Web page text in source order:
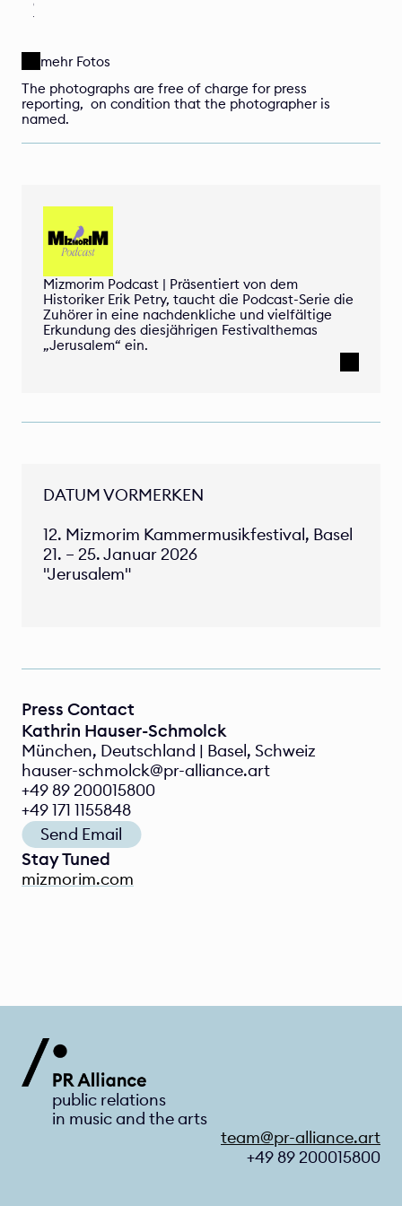
t
mehr Fotos
The photographs are free of charge for press
reporting,  on condition that the photographer is
named.
Mizmorim Podcast | Präsentiert von dem
Historiker Erik Petry, taucht die Podcast-Serie die
Zuhörer in eine nachdenkliche und vielfältige
Erkundung des diesjährigen Festivalthemas
„Jerusalem“ ein.
DATUM VORMERKEN
12. Mizmorim Kammermusikfestival, Basel
21. – 25. Januar 2026
"Jerusalem"
Press Contact
Kathrin Hauser-Schmolck
München, Deutschland | Basel, Schweiz
hauser-schmolck@pr-alliance.art
+49 89 200015800
+49 171 1155848
Send Email
Stay Tuned
mizmorim.com
public relations
in music and the arts
team@pr-alliance.art
+49 89 200015800